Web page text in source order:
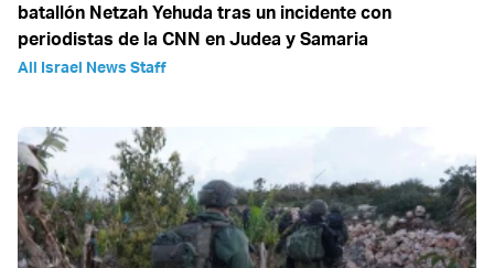
batallón Netzah Yehuda tras un incidente con
periodistas de la CNN en Judea y Samaria
All Israel News Staff